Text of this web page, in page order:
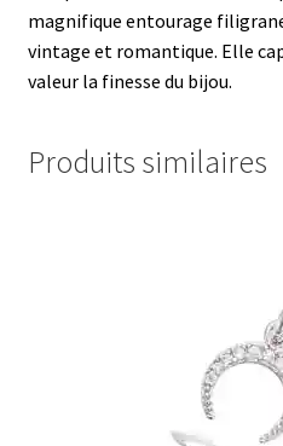
magnifique entourage
vintage et romantique. Elle
valeur la finesse du bijou.
Produits similaires